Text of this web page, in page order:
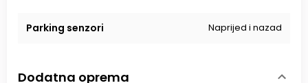
Parking senzori Naprijed i nazad
Dodatna oprema